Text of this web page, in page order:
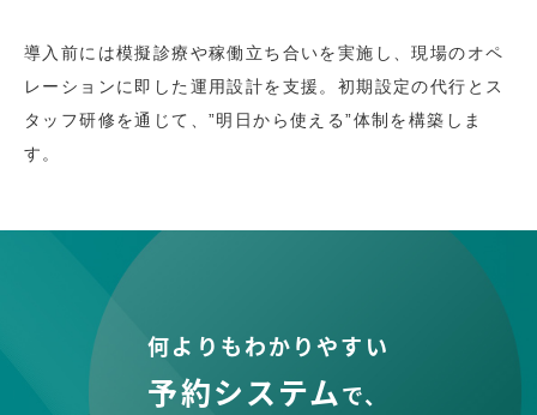
導入前には模擬診療や稼働立ち合いを実施し、現場のオペ
レーションに即した運用設計を支援。初期設定の代行とス
タッフ研修を通じて、”明日から使える”体制を構築しま
す。
何よりもわかりやすい
予約システムで、